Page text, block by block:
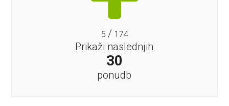
5/ 174
Prikaži naslednjih
30
ponudb